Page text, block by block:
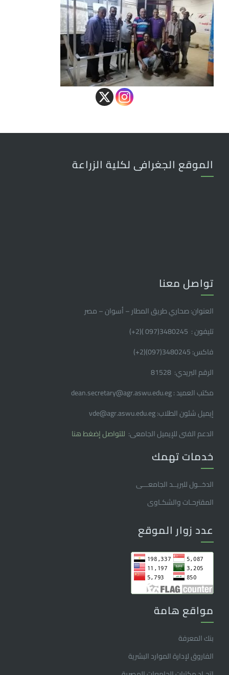
الموقع الجغرافى لكلية الزراعة
تواصل معنا
العنوان: صحاري طريق المطار – أسوان – مصر
تليفون : 3480245(097 )(2
+
)
فاكس: 3480245(097)(2
+
)
الرقم البريدي: 81528
مكتب العميد : dean.secretary@agr.aswu.edu.eg
إيميل شئون الطلاب: vde@agr.aswu.edu.eg
الدعم الفنى للإيميل الجامعى: للتواصل إضغط هنا
خدمات تهمك
الدخــول للبريــد الجامعـــى
المقترحـات والشكـاوى
عدد زوار الموقع
مواقع هامة
بنك المعرفة
الفاروق ﻹدارة الموارد البشرية